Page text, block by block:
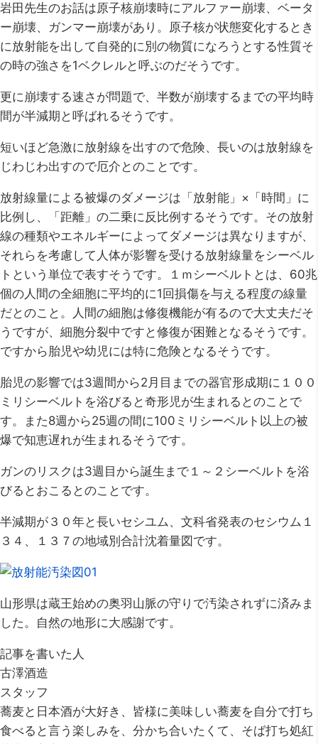
岩田先生のお話は原子核崩壊時にアルファー崩壊、ベータ
ー崩壊、ガンマー崩壊があり。原子核が状態変化するとき
に放射能を出して自発的に別の物質になろうとする性質そ
の時の強さを1ベクレルと呼ぶのだそうです。
更に崩壊する速さが問題で、半数が崩壊するまでの平均時
間が半減期と呼ばれるそうです。
短いほど急激に放射線を出すので危険、長いのは放射線を
じわじわ出すので厄介とのことです。
放射線量による被爆のダメージは「放射能」×「時間」に
比例し、「距離」の二乗に反比例するそうです。その放射
線の種類やエネルギーによってダメージは異なりますが、
それらを考慮して人体が影響を受ける放射線量をシーベル
トという単位で表すそうです。１ｍシーベルトとは、60兆
個の人間の全細胞に平均的に1回損傷を与える程度の線量
だとのこと。人間の細胞は修復機能が有るので大丈夫だそ
うですが、細胞分裂中ですと修復が困難となるそうです。
ですから胎児や幼児には特に危険となるそうです。
胎児の影響では3週間から2月目までの器官形成期に１００
ミリシーベルトを浴びると奇形児が生まれるとのことで
す。また8週から25週の間に100ミリシーベルト以上の被
爆で知恵遅れが生まれるそうです。
ガンのリスクは3週目から誕生まで１～２シーベルトを浴
びるとおこるとのことです。
半減期が３０年と長いセシユム、文科省発表のセシウム１
３４、１３７の地域別合計沈着量図です。
山形県は蔵王始めの奥羽山脈の守りで汚染されずに済みま
した。自然の地形に大感謝です。
記事を書いた人
古澤酒造
スタッフ
蕎麦と日本酒が大好き、皆様に美味しい蕎麦を自分で打ち
食べると言う楽しみを、分かち合いたくて、そば打ち処紅